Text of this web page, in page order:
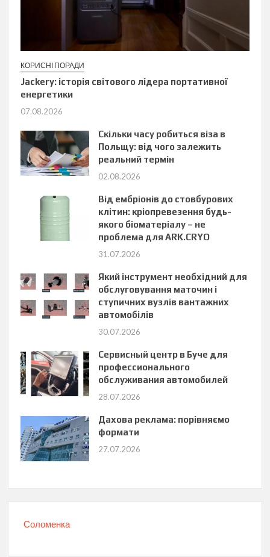
КОРИСНІ ПОРАДИ
Jackery: історія світового лідера портативної
енергетики
07.08.2026
Скільки часу робиться віза в
Польщу: від чого залежить
реальний термін
02.08.2026
Від ембріонів до стовбурових
клітин: кріопревезення будь-
якого біоматеріалу – не
проблема для ARK.CRYO
31.07.2026
Який інструмент необхідний для
обслуговування маточин і
ступичних вузлів вантажних
автомобілів
30.07.2026
Сервисный центр в Буче для
профессионального
обслуживания автомобилей
28.07.2026
Дахова реклама: порівняємо
формати
27.07.2026
Соломенка